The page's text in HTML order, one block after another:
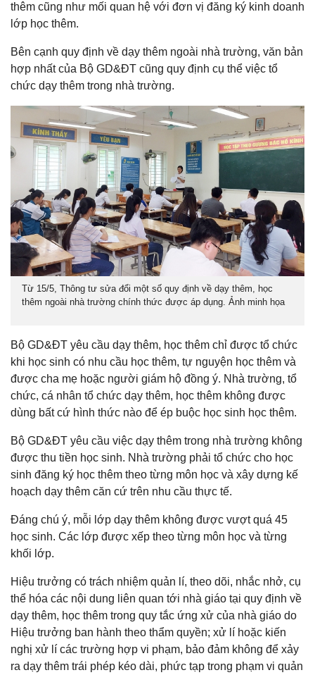
thêm cũng như mối quan hệ với đơn vị đăng ký kinh doanh
lớp học thêm.
Bên cạnh quy định về dạy thêm ngoài nhà trường, văn bản
hợp nhất của Bộ GD&ĐT cũng quy định cụ thể việc tổ
chức dạy thêm trong nhà trường.
Từ 15/5, Thông tư sửa đổi một số quy định về dạy thêm, học
thêm ngoài nhà trường chính thức được áp dụng. Ảnh minh họa
Bộ GD&ĐT yêu cầu dạy thêm, học thêm chỉ được tổ chức
khi học sinh có nhu cầu học thêm, tự nguyện học thêm và
được cha mẹ hoặc người giám hộ đồng ý. Nhà trường, tổ
chức, cá nhân tổ chức dạy thêm, học thêm không được
dùng bất cứ hình thức nào để ép buộc học sinh học thêm.
Bộ GD&ĐT yêu cầu việc dạy thêm trong nhà trường không
được thu tiền học sinh. Nhà trường phải tổ chức cho học
sinh đăng ký học thêm theo từng môn học và xây dựng kế
hoạch dạy thêm căn cứ trên nhu cầu thực tế.
Đáng chú ý, mỗi lớp dạy thêm không được vượt quá 45
học sinh. Các lớp được xếp theo từng môn học và từng
khối lớp.
Hiệu trưởng có trách nhiệm quản lí, theo dõi, nhắc nhở, cụ
thể hóa các nội dung liên quan tới nhà giáo tại quy định về
dạy thêm, học thêm trong quy tắc ứng xử của nhà giáo do
Hiệu trưởng ban hành theo thẩm quyền; xử lí hoặc kiến
nghị xử lí các trường hợp vi phạm, bảo đảm không để xảy
ra dạy thêm trái phép kéo dài, phức tạp trong phạm vi quản